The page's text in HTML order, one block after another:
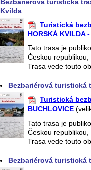
Kvilda
Turistická
HORSKÁ KVILDA
Tato trasa je
Českou
Trasa vede touto
Bezbariérová turistická
Turistická
BUCHLOVICE
Tato trasa je
Českou
Trasa vede touto
Bezbariérová turistická